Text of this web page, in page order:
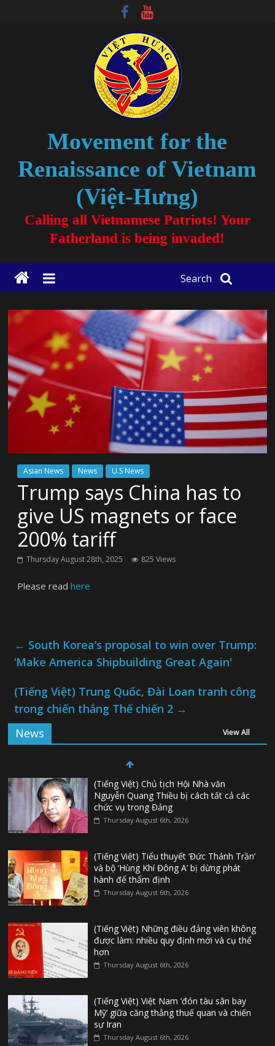
Movement for the
Renaissance of Vietnam
(Việt-Hưng)
Calling all Vietnamese Patriots! Your
Fatherland is being invaded!
Search
Asian News News U.S News
Trump says China has to
give US magnets or face
200% tariff
Thursday August 28th, 2025 825 Views
Please readhere
← South Korea’s proposal to win over Trump:
‘Make America Shipbuilding Great Again'
(Tiếng Việt) Trung Quốc, Đài Loan tranh công
trong chiến thắng Thế chiến 2 →
News
View All
(Tiếng Việt) Chủ tịch Hội Nhà văn
Nguyễn Quang Thiều bị cách tất cả các
chức vụ trong Đảng
Thursday August 6th, 2026
(Tiếng Việt) Tiểu thuyết ‘Đức Thánh Trần’
và bộ ‘Hùng Khí Đông A’ bị dừng phát
hành để thẩm định
Thursday August 6th, 2026
(Tiếng Việt) Những điều đảng viên không
được làm: nhiều quy định mới và cụ thể
hơn
Thursday August 6th, 2026
(Tiếng Việt) Việt Nam ‘đón tàu sân bay
Mỹ’ giữa căng thẳng thuế quan và chiến
sự Iran
Thursday August 6th, 2026